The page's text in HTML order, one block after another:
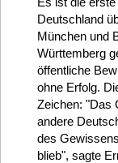
Deutschland
München und
Württemberg
öffentliche
ohne Erfolg.
Zeichen: "Das
andere
des
blieb", sagte